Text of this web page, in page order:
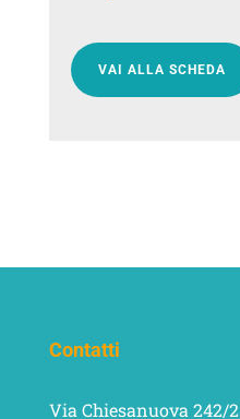
VAI ALLA SCHEDA
Contatti
Via Chiesanuova 242/2